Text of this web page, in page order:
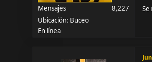
Mensajes
8,227
Ubicación: Buceo
En línea